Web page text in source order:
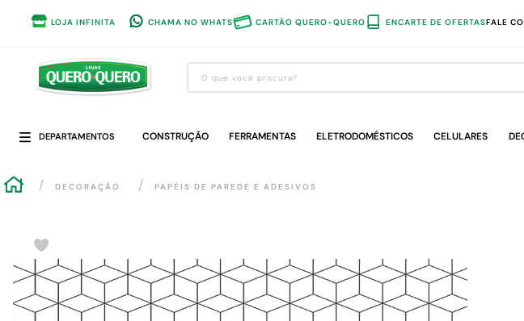
LOJA INFINITA CHAMA NO WHATS CARTÃO QUERO-QUERO ENCARTE DE OFERTASFALE
O que você procura?
DEPARTAMENTOS CONSTRUÇÃO FERRAMENTAS ELETRODOMÉSTICOS CELULARES
DECORAÇÃO PAPÉIS DE PAREDE E ADESIVOS
1º
guarda roupa
3º
piso cerâmica
6º iphone
7º forro pvc